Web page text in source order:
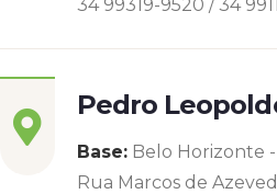
34 99319-9520 / 34
Pedro
Base: Belo Horizonte -
Rua Marcos de